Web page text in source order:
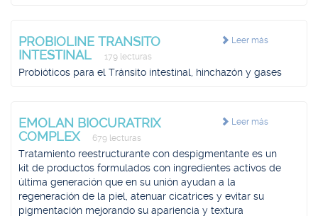
Leer más
PROBIOLINE TRANSITO
INTESTINAL
179 lecturas
Probióticos para el Tránsito intestinal, hinchazón y gases
Leer más
EMOLAN BIOCURATRIX
COMPLEX
679 lecturas
Tratamiento reestructurante con despigmentante es un
kit de productos formulados con ingredientes activos de
última generación que en su unión ayudan a la
regeneración de la piel, atenuar cicatrices y evitar su
pigmentación mejorando su apariencia y textura